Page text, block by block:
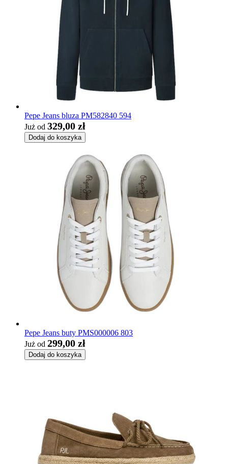
Pepe Jeans bluza PM582840 594
Już od 329,00 zł
Dodaj do koszyka
Pepe Jeans buty PMS000006 803
Już od 299,00 zł
Dodaj do koszyka